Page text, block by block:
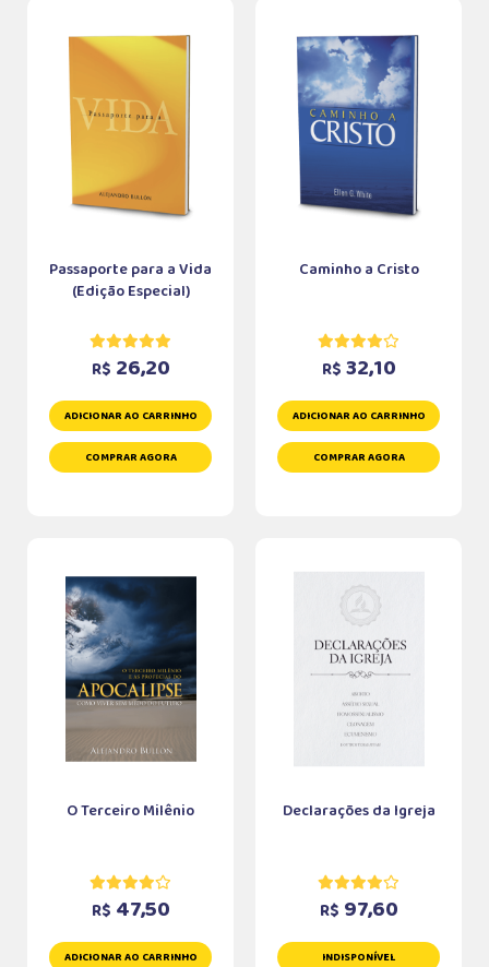
Passaporte para a Vida
(Edição Especial)
R$ 26,20
ADICIONAR AO CARRINHO
COMPRAR AGORA
Caminho a Cristo
R$ 32,10
ADICIONAR AO CARRINHO
COMPRAR AGORA
O Terceiro Milênio
R$ 47,50
ADICIONAR AO CARRINHO
Declarações da Igreja
R$ 97,60
INDISPONÍVEL